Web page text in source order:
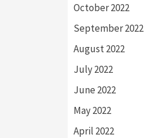
October 2022
September 2022
August 2022
July 2022
June 2022
May 2022
April 2022